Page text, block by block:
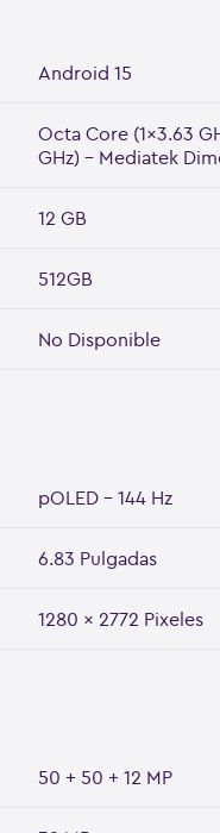
Android 15
Octa Core (1x3.63
GHz) - Mediatek
12 GB
512GB
No Disponible
pOLED - 144 Hz
6.83 Pulgadas
1280 x 2772 Pixeles
50 + 50 + 12 MP